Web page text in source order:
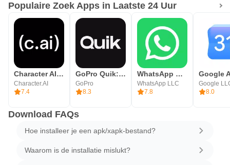
Populaire Zoek Apps in Laatste 24 Uur
Character AI: Chat, Talk, Text
Character.AI
7.4
GoPro Quik: Video Editor
GoPro
8.3
WhatsApp Messenger
WhatsApp LLC
7.8
Google
8.0
Download FAQs
Hoe installeer je een apk/xapk-bestand?
Waarom is de installatie mislukt?